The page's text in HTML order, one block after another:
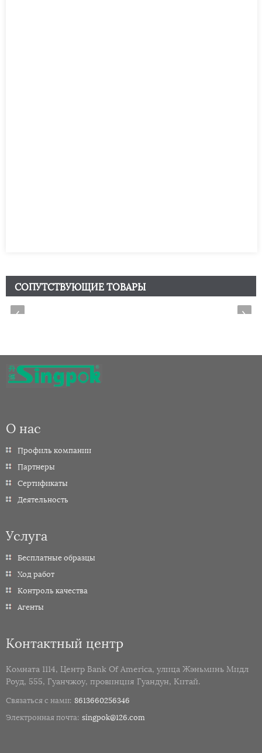
СОПУТСТВУЮЩИЕ ТОВАРЫ
О нас
Профиль компании
Партнеры
Сертификаты
Деятельность
Услуга
Бесплатные образцы
Ход работ
Контроль качества
Агенты
Контактный центр
Комната 1114, Центр Bank Of America, улица Жэньминь Мидл
Роуд, 555, Гуанчжоу, провинция Гуандун, Китай.
Связаться с нами: 8613660256346
Электронная почта: singpok@126.com